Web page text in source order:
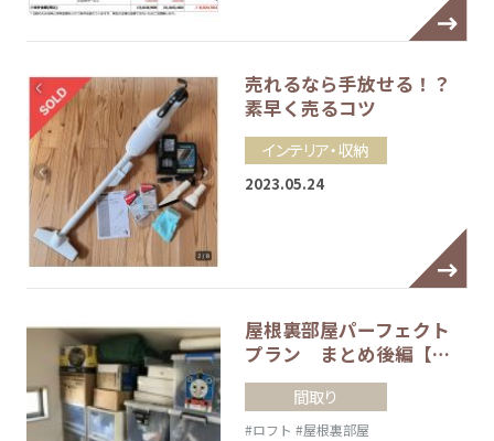
売れるなら手放せる！？
素早く売るコツ
インテリア・収納
2023.05.24
屋根裏部屋パーフェクト
プラン まとめ後編【…
間取り
#ロフト #屋根裏部屋